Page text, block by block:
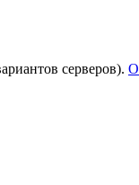
серверов).